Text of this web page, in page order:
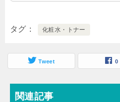
タグ 化粧水・トナー
Tweet 0
関連記事